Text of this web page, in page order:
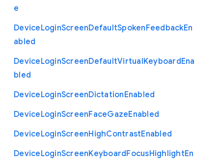
e
DeviceLoginScreenDefaultSpokenFeedbackEn
abled
DeviceLoginScreenDefaultVirtualKeyboardEna
bled
DeviceLoginScreenDictationEnabled
DeviceLoginScreenFaceGazeEnabled
DeviceLoginScreenHighContrastEnabled
DeviceLoginScreenKeyboardFocusHighlightEn